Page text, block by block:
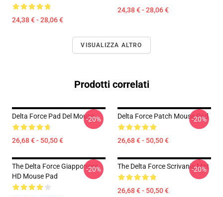
24,38 € - 28,06 €
24,38 € - 28,06 €
VISUALIZZA ALTRO
Prodotti correlati
Delta Force Pad Del Mouse
26,68 € - 50,50 €
-20% Delta Force Patch Mouse Pad
26,68 € - 50,50 €
-20%
The Delta Force Giapponese
HD Mouse Pad
-20% The Delta Force Scrivania Mat
26,68 € - 50,50 €
-20%